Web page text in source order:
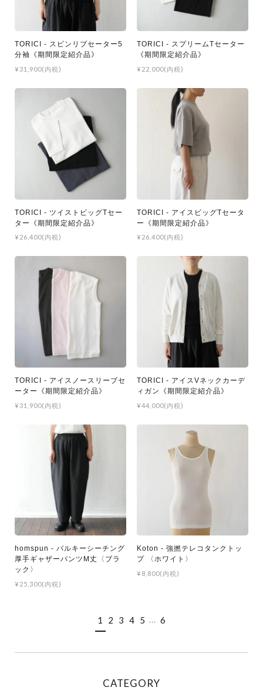
TORICI - スピンリブセーター5
分袖《期間限定紹介品》
¥31,900(内税)
TORICI - スプリームTセーター
《期間限定紹介品》
¥22,000(内税)
TORICI - ツイストビッグTセー
ター《期間限定紹介品》
¥26,400(内税)
TORICI - アイスビッグTセータ
ー《期間限定紹介品》
¥26,400(内税)
TORICI - アイスノースリーブセ
ーター《期間限定紹介品》
¥31,900(内税)
TORICI - アイスVネックカーデ
ィガン《期間限定紹介品》
¥44,000(内税)
homspun - バルキーシーチング
厚手ギャザーパンツM丈〈ブラ
ック〉
¥25,300(内税)
Koton - 強撚テレコタンクトッ
プ 〈ホワイト〉
¥8,800(内税)
1 2 3 4 5 … 6
CATEGORY